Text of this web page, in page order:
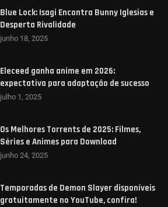
Blue Lock: Isagi Encontra Bunny Iglesias e
Desperta Rivalidade
junho 18, 2025
Eleceed ganha anime em 2026:
expectativa para adaptação de sucesso
julho 1, 2025
Os Melhores Torrents de 2025: Filmes,
Séries e Animes para Download
junho 24, 2025
Temporadas de Demon Slayer disponíveis
gratuitamente no YouTube, confira!